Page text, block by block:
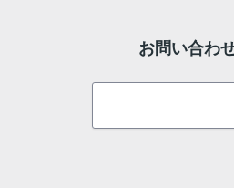
お問い合わ